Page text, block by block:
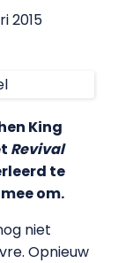
2015
King
Revival
te
om.
niet
Opnieuw